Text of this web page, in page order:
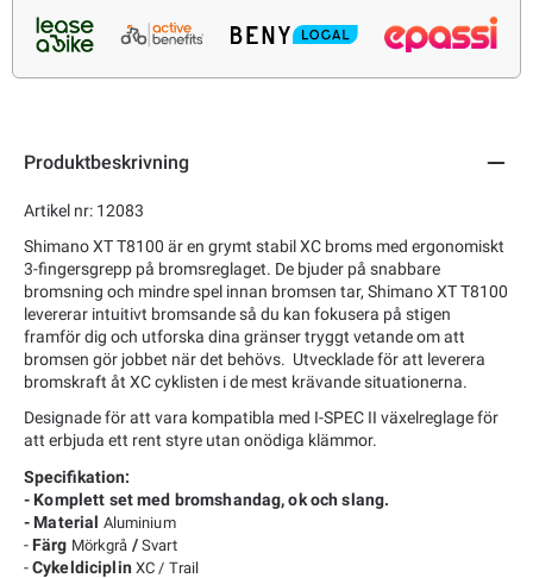
Produktbeskrivning
Artikel nr: 12083
Shimano XT T8100 är en grymt stabil XC broms med ergonomiskt
3-fingersgrepp på bromsreglaget. De bjuder på snabbare
bromsning och mindre spel innan bromsen tar, Shimano XT T8100
levererar intuitivt bromsande så du kan fokusera på stigen
framför dig och utforska dina gränser tryggt vetande om att
bromsen gör jobbet när det behövs. Utvecklade för att leverera
bromskraft åt XC cyklisten i de mest krävande situationerna.
Designade för att vara kompatibla med I-SPEC II växelreglage för
att erbjuda ett rent styre utan onödiga klämmor.
Specifikation:
- Komplett set med bromshandag, ok och slang.
- Material Aluminium
- Färg Mörkgrå / Svart
-Cykeldiciplin XC / Trail